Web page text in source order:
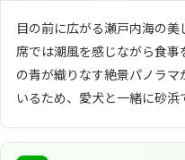
目の前に広がる瀬戸内海の
席では潮風を感じながら食
の青が織りなす絶景パノラ
いるため、愛犬と一緒に砂浜